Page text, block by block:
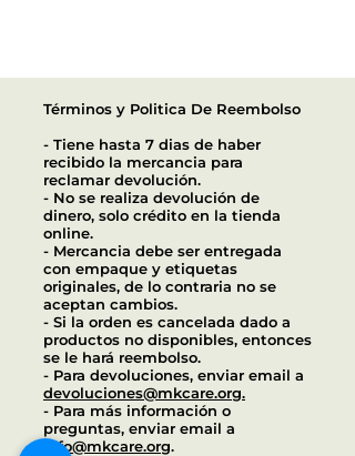
Términos y Politica De Reembolso
- Tiene hasta 7 dias de haber
recibido la mercancia para
reclamar devolución.
- No se realiza devolución de
dinero, solo crédito en la tienda
online.
- Mercancia debe ser entregada
con empaque y etiquetas
originales, de lo contraria no se
aceptan cambios.
- Si la orden es cancelada dado a
productos no disponibles, entonces
se le hará reembolso.
- Para devoluciones, enviar email a
devoluciones@mkcare.org.
- Para más información o
preguntas, enviar email a
info@mkcare.org.